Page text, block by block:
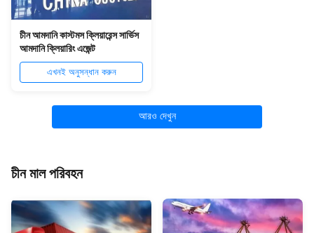
চীন আমদানি কাস্টমস ক্লিয়ারেন্স সার্ভিস
আমদানি ক্লিয়ারিং এজেন্ট
এখনই অনুসন্ধান করুন
আরও দেখুন
চীন মাল পরিবহন